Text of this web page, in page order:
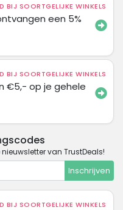
BIJ SOORTGELIJKE WINKELS
een 5%
BIJ SOORTGELIJKE WINKELS
€5,- op je gehele
van TrustDeals!
Inschrijven
BIJ SOORTGELIJKE WINKELS